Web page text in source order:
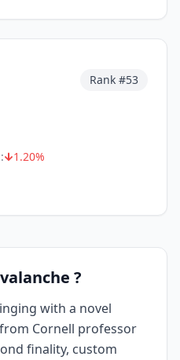
Rank #53
1.20%
?
with a novel
Cornell professor
finality, custom